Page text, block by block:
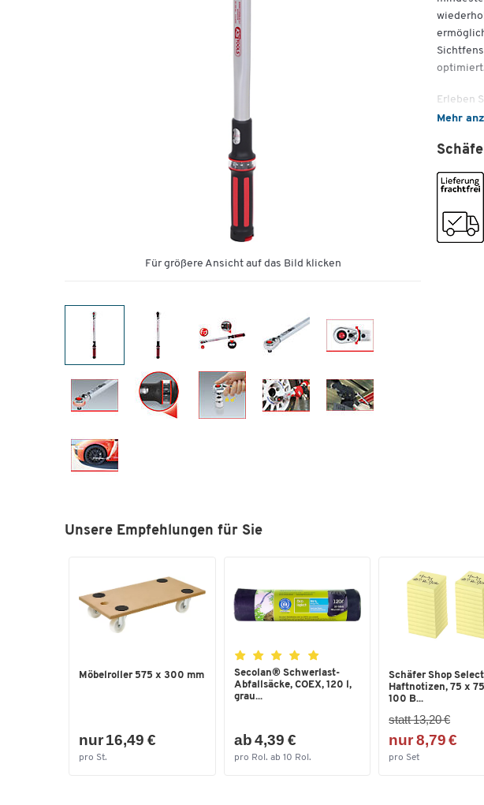
Für größere Ansicht auf das Bild klicken
Mehr
Erleben
einfache
Unsere Empfehlungen für Sie
Möbelroller 575 x 300 mm
nur 16,49 €
pro St.
Secolan® Schwerlast-
Abfallsäcke, COEX, 120 l,
grau...
ab 4,39 €
pro Rol. ab 10 Rol.
Schäfer Shop Select
Haftnotizen, 75 x
100 B...
statt 13,20 €
nur 8,79 €
pro Set